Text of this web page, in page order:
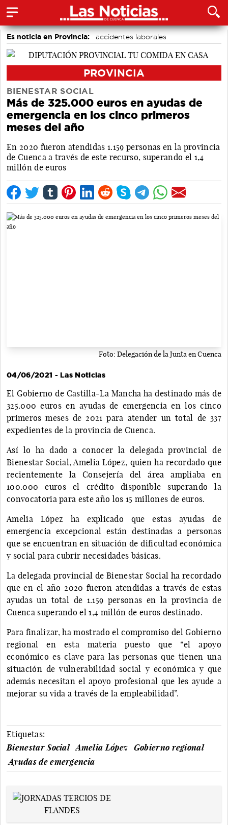
Es noticia en Provincia:
accidentes laborales
Medio Ambiente
PROVINCIA
BIENESTAR SOCIAL
Más de 325.000 euros en ayudas de
emergencia en los cinco primeros
meses del año
En 2020 fueron atendidas 1.159 personas en la provincia
de Cuenca a través de este recurso, superando el 1,4
millón de euros
Foto: Delegación de la Junta en Cuenca
04/06/2021 - Las Noticias
El Gobierno de Castilla-La Mancha ha destinado más de
325.000 euros en ayudas de emergencia en los cinco
primeros meses de 2021 para atender un total de 337
expedientes de la provincia de Cuenca.
Así lo ha dado a conocer la delegada provincial de
Bienestar Social, Amelia López, quien ha recordado que
recientemente la Consejería del área ampliaba en
100.000 euros el crédito disponible superando la
convocatoria para este año los 15 millones de euros.
Amelia López ha explicado que estas ayudas de
emergencia excepcional están destinadas a personas
que se encuentran en situación de dificultad económica
y social para cubrir necesidades básicas.
La delegada provincial de Bienestar Social ha recordado
que en el año 2020 fueron atendidas a través de estas
ayudas un total de 1.159 personas en la provincia de
Cuenca superando el 1,4 millón de euros destinado.
Para finalizar, ha mostrado el compromiso del Gobierno
regional en esta materia puesto que “el apoyo
económico es clave para las personas que tienen una
situación de vulnerabilidad social y económica y que
además necesitan el apoyo profesional que les ayude a
mejorar su vida a través de la empleabilidad”.
Etiquetas:
Bienestar Social
Amelia López
Gobierno regional
Ayudas de emergencia